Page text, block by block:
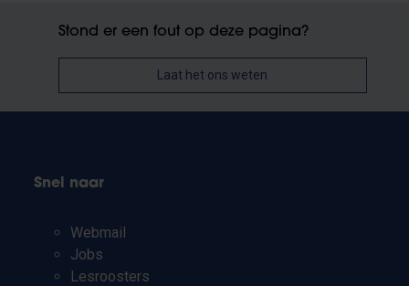
Stond er een fout op deze pagina?
Laat het ons weten
Snel naar
Webmail
Jobs
Lesroosters